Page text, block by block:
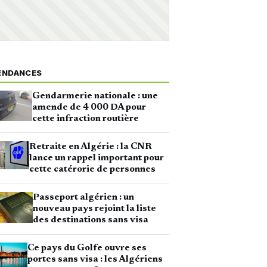
Gendarmerie nationale : une
amende de 4 000 DA pour
cette infraction routière
Retraite en Algérie : la CNR
lance un rappel important pour
cette catérorie de personnes
Passeport algérien : un
nouveau pays rejoint la liste
des destinations sans visa
Ce pays du Golfe ouvre ses
portes sans visa : les Algériens